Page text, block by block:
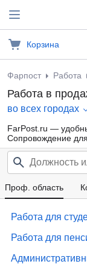
Корзина
Фарпост Работа
Работа в
во всех городах
FarPost.ru —
Сопровождение
работодателей, а
каждый день.
Проф. область
Работа для
Работа для